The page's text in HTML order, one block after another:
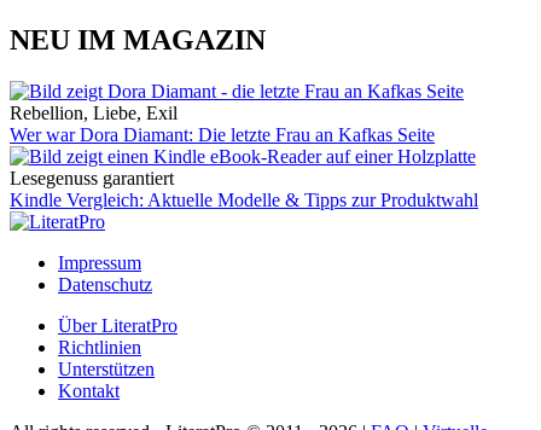
NEU IM MAGAZIN
Rebellion, Liebe, Exil
Wer war Dora Diamant: Die letzte Frau an Kafkas Seite
Lesegenuss garantiert
Kindle Vergleich: Aktuelle Modelle & Tipps zur Produktwahl
Impressum
Datenschutz
Über LiteratPro
Richtlinien
Unterstützen
Kontakt